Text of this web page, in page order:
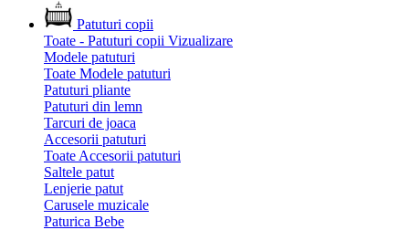
Patuturi copii
Toate - Patuturi copii Vizualizare
Modele patuturi
Toate Modele patuturi
Patuturi pliante
Patuturi din lemn
Tarcuri de joaca
Accesorii patuturi
Toate Accesorii patuturi
Saltele patut
Lenjerie patut
Carusele muzicale
Paturica Bebe